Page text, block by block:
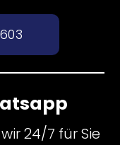
24/7 für Sie